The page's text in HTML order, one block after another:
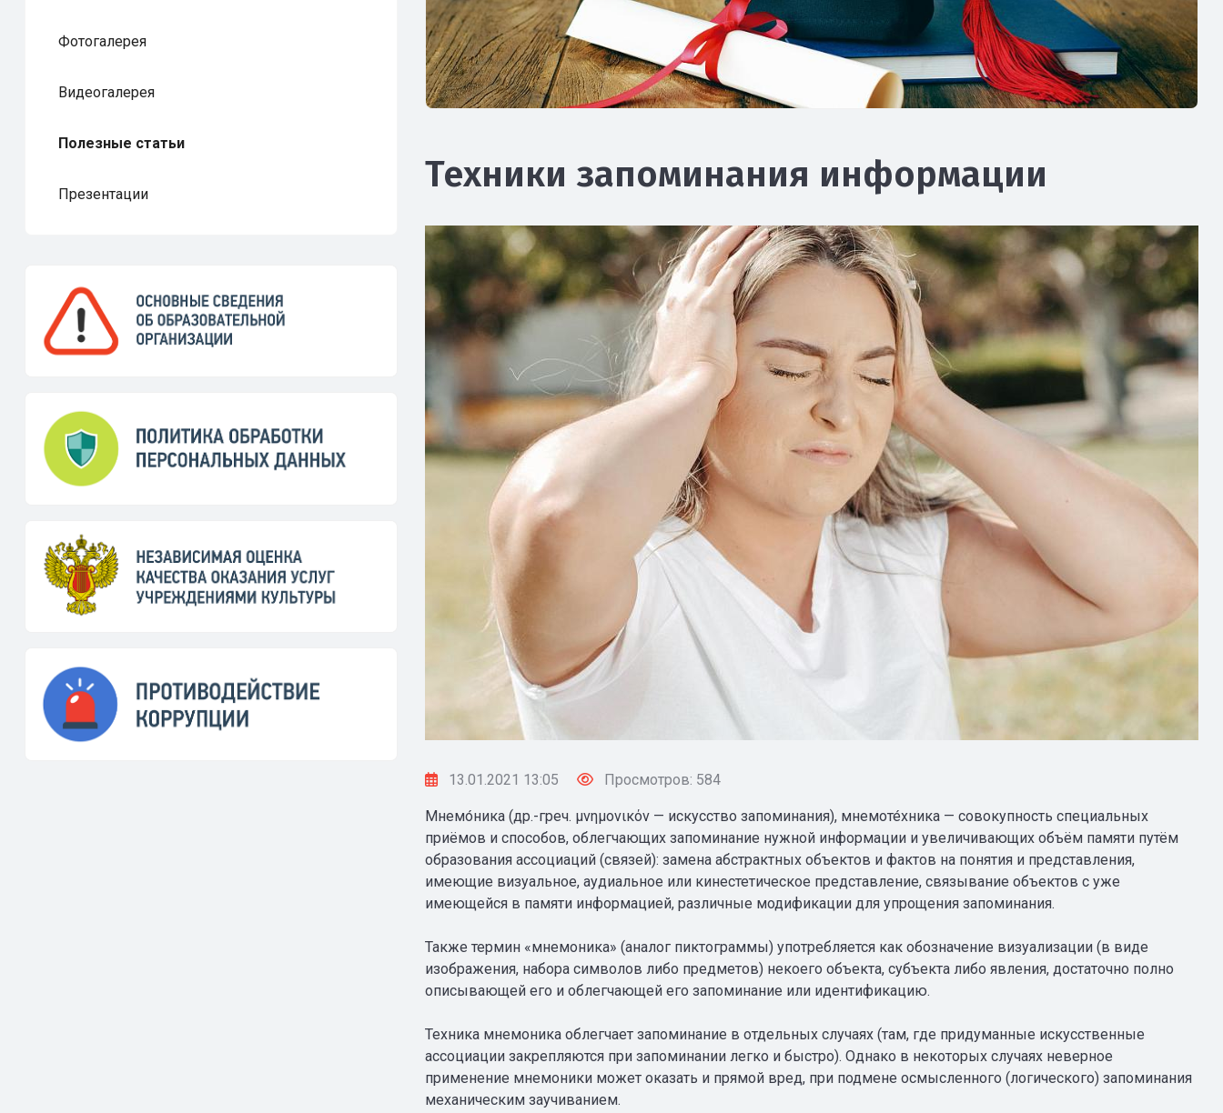
Фотогалерея
Видеогалерея
Полезные статьи
Презентации Техники запоминания информации
13.01.2021 13:05 Просмотров: 584
Мнемо́ника (др.-греч. μνημονικόν — искусство запоминания), мнемоте́хника — совокупность специальных
приёмов и способов, облегчающих запоминание нужной информации и увеличивающих объём памяти путём
образования ассоциаций (связей): замена абстрактных объектов и фактов на понятия и представления,
имеющие визуальное, аудиальное или кинестетическое представление, связывание объектов с уже
имеющейся в памяти информацией, различные модификации для упрощения запоминания.
Также термин «мнемоника» (аналог пиктограммы) употребляется как обозначение визуализации (в виде
изображения, набора символов либо предметов) некоего объекта, субъекта либо явления, достаточно полно
описывающей его и облегчающей его запоминание или идентификацию.
Техника мнемоника облегчает запоминание в отдельных случаях (там, где придуманные искусственные
ассоциации закрепляются при запоминании легко и быстро). Однако в некоторых случаях неверное
применение мнемоники может оказать и прямой вред, при подмене осмысленного (логического) запоминания
механическим заучиванием.